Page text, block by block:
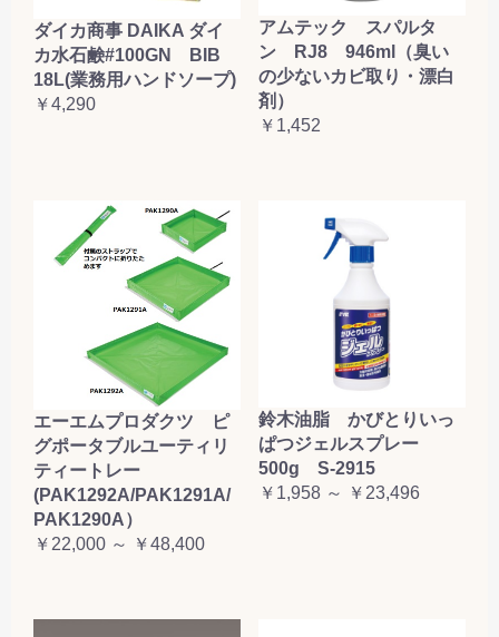
ダイカ商事 DAIKA ダイ
カ水石鹸#100GN BIB
18L(業務用ハンドソープ)
￥4,290
アムテック スパルタ
ン RJ8 946ml（臭い
の少ないカビ取り・漂白
剤）
￥1,452
エーエムプロダクツ ピ
グポータブルユーティリ
ティートレー
(PAK1292A/PAK1291A/
PAK1290A）
￥22,000 ～ ￥48,400
鈴木油脂 かびとりいっ
ぱつジェルスプレー
500g S-2915
￥1,958 ～ ￥23,496